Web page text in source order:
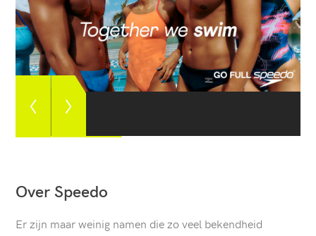
Zie
foto
Zie
foto
Over Speedo
Er zijn maar weinig namen die zo veel bekendheid